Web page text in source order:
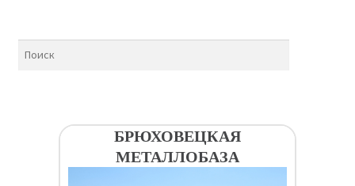
БРЮХОВЕЦКАЯ
МЕТАЛЛОБАЗА